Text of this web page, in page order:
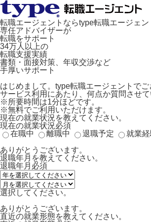
転職エージェントならtype転職エージェン
専任アドバイザーが
転職をサポート
34万人以上の
転職支援実績
書類・面接対策、年収交渉など
手厚いサポート
はじめまして。type転職エージェントでご
サービス利用にあたり、何点か質問させて
※所要時間は1分ほどです。
※無料でご利用いただけます。
現在の就業状況を教えてください。
現在の就業状況必須
在職中
離職中 退職予定 就業
ありがとうございます。
退職年月を教えてください。
退職年月 必須
選択してください。
ありがとうございます。
直近の就業形態を教えてください。